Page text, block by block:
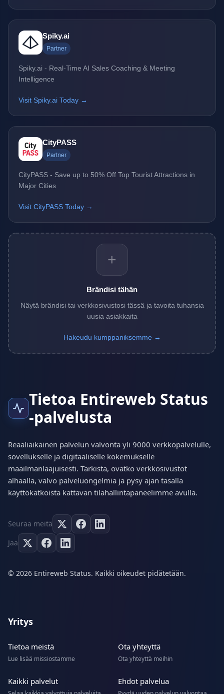
Spiky.ai
Partner
Spiky.ai - Real-Time AI Sales Coaching & Meeting
Intelligence
Visit Spiky.ai Today →
CityPASS
Partner
CityPASS - Save up to 50% Off Top Tourist Attractions in
Major Cities
Visit CityPASS Today →
+
Brändisi tähän
Näytä brändisi tai verkkosivustosi tässä ja tavoita tuhansia
uusia asiakkaita
Hakeudu kumppaniksemme →
Tietoa Entireweb Status
-palvelusta
Reaaliaikainen palvelun valvonta yli 9000 verkkopalvelulle,
sovellukselle ja digitaaliselle kokemukselle
maailmanlaajuisesti. Tarkista, ovatko verkkosivustot
alhaalla, valvo palveluongelmia ja pysy ajan tasalla
käyttökatkoista kattavan tilahallintapaneelimme avulla.
Seuraa meitä
Jaa
© 2026 Entireweb Status. Kaikki oikeudet pidätetään.
Yritys
Tietoa meistä
Lue lisää missiostamme
Ota yhteyttä
Ota yhteyttä meihin
Kaikki palvelut Ehdot palvelua